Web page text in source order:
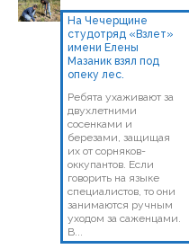
На Чечерщине
студотряд «Взлет»
имени Елены
Мазаник взял под
опеку лес.
Ребята ухаживают за
двухлетними
сосенками и
березами, защищая
их от сорняков-
оккупантов. Если
говорить на языке
специалистов, то они
занимаются ручным
уходом за саженцами.
В...